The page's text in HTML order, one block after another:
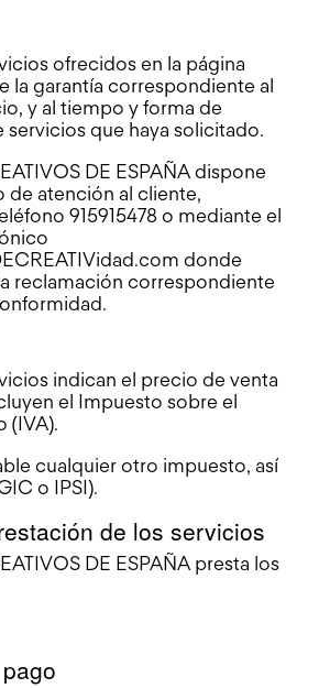
ofrecidos en la página
la garantía correspondiente al
y al tiempo y forma de
servicios que haya solicitado.
DE ESPAÑA dispone
de atención al cliente,
915915478 o mediante el
donde
reclamación correspondiente
indican el precio de venta
el Impuesto sobre el
(IVA).
cualquier otro impuesto, así
o IPSI).
de los servicios
DE ESPAÑA presta los